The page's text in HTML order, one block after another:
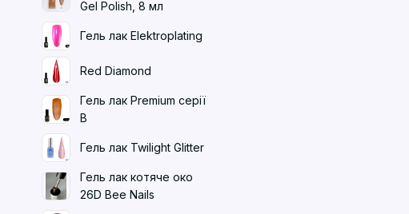
Gel Polish, 8 мл
Гель лак Elektroplating
Red Diamond
Гель лак Premium серії
B
Гель лак Twilight Glitter
Гель лак котяче око
26D Bee Nails